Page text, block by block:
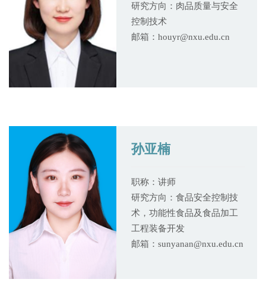
研究方向：肉品质量与安全
控制技术
邮箱：houyr@nxu.edu.cn
孙亚楠
职称：讲师
研究方向：食品安全控制技
术，功能性食品及食品加工
工程装备开发
邮箱：sunyanan@nxu.edu.cn